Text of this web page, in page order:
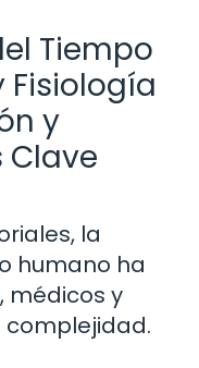
Tiempo
y
Clave
la
humano ha
médicos y
complejidad.